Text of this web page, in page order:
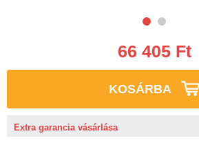
66 405 Ft
KOSÁRBA
Extra garancia vásárlása